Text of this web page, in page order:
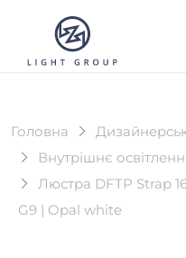
Головна
Внутрішнє
Люстра DFTP Strap
G9 | Opal white